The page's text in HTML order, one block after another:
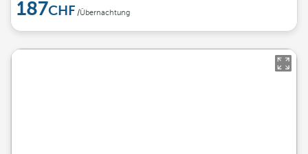
187 /Übernachtung